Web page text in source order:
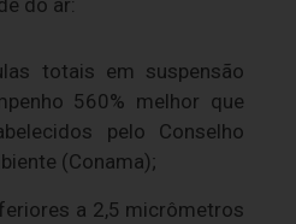
do ar:
totais em suspensão
560% melhor que
pelo Conselho
(Conama);
a 2,5 micrômetros